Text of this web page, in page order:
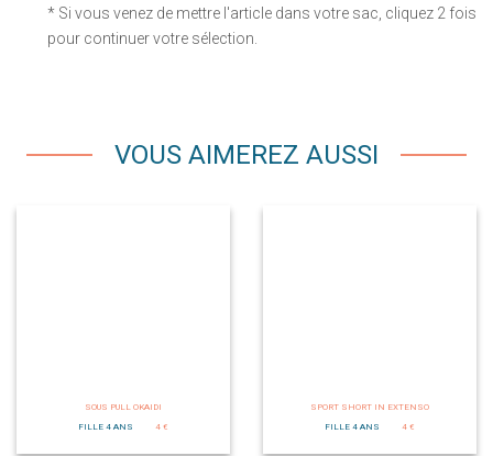
* Si vous venez de mettre l'article dans votre sac, cliquez 2 fois
pour continuer votre sélection.
VOUS AIMEREZ AUSSI
SOUS PULL OKAIDI
FILLE 4 ANS
4 €
SPORT SHORT IN EXTENSO
FILLE 4 ANS
4 €